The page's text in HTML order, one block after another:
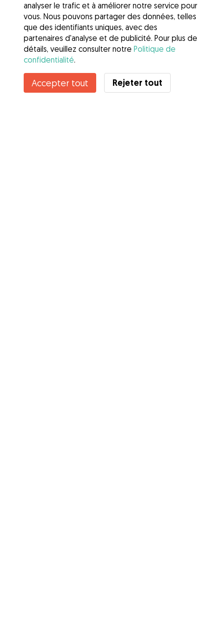
analyser le trafic et à améliorer notre service pour
vous. Nous pouvons partager des données, telles
que des identifiants uniques, avec des
partenaires d'analyse et de publicité. Pour plus de
détails, veuillez consulter notre Politique de
confidentialité.
Accepter tout Rejeter tout